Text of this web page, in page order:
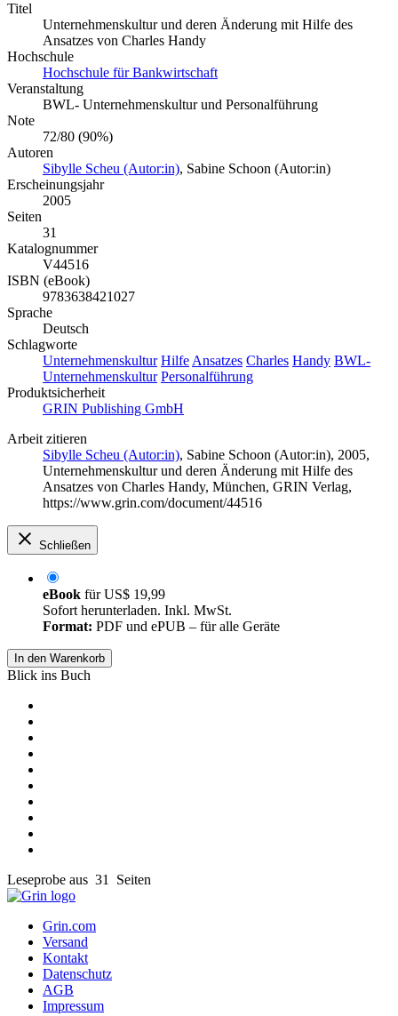
Titel
Unternehmenskultur und deren Änderung mit Hilfe des
Ansatzes von Charles Handy
Hochschule
Hochschule für Bankwirtschaft
Veranstaltung
BWL- Unternehmenskultur und Personalführung
Note
72/80 (90%)
Autoren
Sibylle Scheu (Autor:in), Sabine Schoon (Autor:in)
Erscheinungsjahr
2005
Seiten
31
Katalognummer
V44516
ISBN (eBook)
9783638421027
Sprache
Deutsch
Schlagworte
Unternehmenskultur Hilfe Ansatzes Charles Handy BWL-
Unternehmenskultur Personalführung
Produktsicherheit
GRIN Publishing GmbH
Arbeit zitieren
Sibylle Scheu (Autor:in), Sabine Schoon (Autor:in), 2005,
Unternehmenskultur und deren Änderung mit Hilfe des
Ansatzes von Charles Handy, München, GRIN Verlag,
https://www.grin.com/document/44516
Schließen
eBook fürUS$ 19,99
Sofort herunterladen. Inkl. MwSt.
Format: PDF und ePUB – für alle Geräte
In den Warenkorb
Blick ins Buch
Leseprobe aus 31 Seiten
Grin.com
Versand
Kontakt
Datenschutz
AGB
Impressum